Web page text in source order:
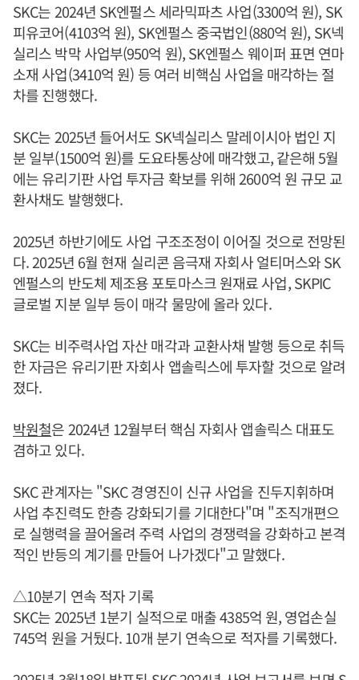
SKC는 2024년 SK엔펄스 세라믹파츠 사업(3300억 원), SK
피유코어(4103억 원), SK엔펄스 중국법인(880억 원), SK넥
실리스 박막 사업부(950억 원), SK엔펄스 웨이퍼 표면 연마
소재 사업(3410억 원) 등 여러 비핵심 사업을 매각하는 절
차를 진행했다.
SKC는 2025년 들어서도 SK넥실리스 말레이시아 법인 지
분 일부(1500억 원)를 도요타통상에 매각했고, 같은해 5월
에는 유리기판 사업 투자금 확보를 위해 2600억 원 규모 교
환사채도 발행했다.
2025년 하반기에도 사업 구조조정이 이어질 것으로 전망된
다. 2025년 6월 현재 실리콘 음극재 자회사 얼티머스와 SK
엔펄스의 반도체 제조용 포토마스크 원재료 사업, SKPIC
글로벌 지분 일부 등이 매각 물망에 올라 있다.
SKC는 비주력사업 자산 매각과 교환사채 발행 등으로 취득
한 자금은 유리기판 자회사 앱솔릭스에 투자할 것으로 알려
졌다.
박원철은 2024년 12월부터 핵심 자회사 앱솔릭스 대표도
겸하고 있다.
SKC 관계자는 "SKC 경영진이 신규 사업을 진두지휘하며
사업 추진력도 한층 강화되기를 기대한다"며 "조직개편으
로 실행력을 끌어올려 주력 사업의 경쟁력을 강화하고 본격
적인 반등의 계기를 만들어 나가겠다"고 말했다.
△10분기 연속 적자 기록
SKC는 2025년 1분기 실적으로 매출 4385억 원, 영업손실
745억 원을 거뒀다. 10개 분기 연속으로 적자를 기록했다.